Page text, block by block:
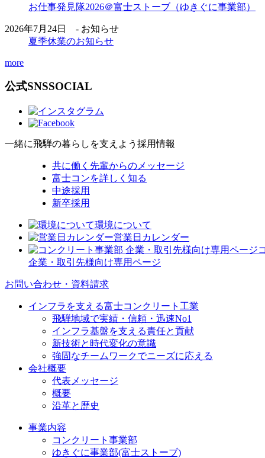
お仕事発見隊2026＠富士ストーブ（ゆきぐに事業部）
2026年7月24日 - お知らせ
夏季休業のお知らせ
more
公式SNSSOCIAL
一緒に飛騨の暮らしを支えよう 採用情報
共に働く先輩からのメッセージ
富士コンを詳しく知る
中途採用
新卒採用
環境について
営業日カレンダー
企業・取引先様向け専用ページ
お問い合わせ・資料請求
インフラを支える富士コンクリート工業
飛騨地域で実績・信頼・迅速No1
インフラ基盤を支える責任と貢献
新技術と時代変化の意識
強固なチームワークでニーズに応える
会社概要
代表メッセージ
概要
沿革と歴史
事業内容
コンクリート事業部
ゆきぐに事業部(富士ストーブ)